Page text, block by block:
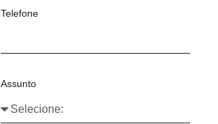
Telefone
Assunto